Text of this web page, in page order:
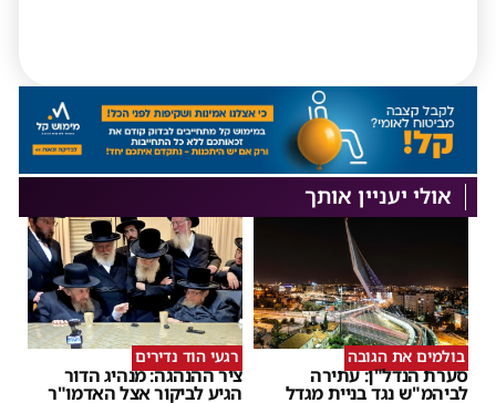
אולי יעניין אותך
בולמים את הגובה
סערת הנדל"ן: עתירה
לביהמ"ש נגד בניית מגדל
רגעי הוד נדירים
ציר ההנהגה: מנהיג הדור
הגיע לביקור אצל האדמו"ר